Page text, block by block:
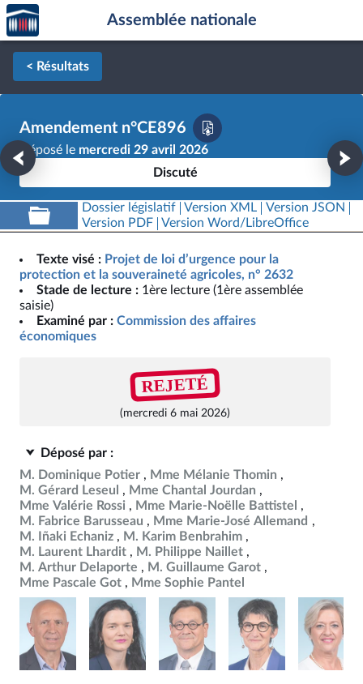
Aller au contenu
Aller en bas de la page
Accèder
à la
page
d'accueil
Assemblée nationale
< Résultats
Amendement n°CE896
Déposé le mercredi 29 avril 2026
Discuté
Dossier législatif Version XML
Version JSON
Version PDF
Version Word/LibreOffice
Texte visé : Projet de loi d’urgence pour la
protection et la souveraineté agricoles, n° 2632
Stade de lecture : 1ère lecture (1ère assemblée
saisie)
Examiné par : Commission des affaires
économiques
REJETÉ
(mercredi 6 mai 2026)
Déposé par :
M. Dominique Potier
Mme Mélanie Thomin
M. Gérard Leseul
Mme Chantal Jourdan
Mme Valérie Rossi
Mme Marie-Noëlle Battistel
M. Fabrice Barusseau
Mme Marie-José Allemand
M. Iñaki Echaniz
M. Karim Benbrahim
M. Laurent Lhardit
M. Philippe Naillet
M. Arthur Delaporte
M. Guillaume Garot
Mme Pascale Got
Mme Sophie Pantel